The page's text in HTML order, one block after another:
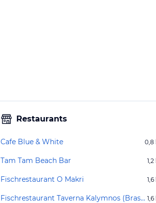
Restaurants
Cafe Blue & White 0,8
Tam Tam Beach Bar 1,2
Fischrestaurant O Makri 1,6
Fischrestaurant Taverna Kalymnos (Brasosca) 1,6